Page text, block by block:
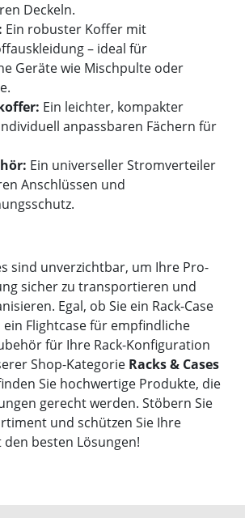
Deckeln.
Ein robuster Koffer mit
– ideal für
Geräte wie Mischpulte oder
Ein leichter, kompakter
anpassbaren Fächern für
Ein universeller Stromverteiler
Anschlüssen und
sind unverzichtbar, um Ihre Pro-
sicher zu transportieren und
Egal, ob Sie ein Rack-Case
Flightcase für empfindliche
für Ihre Rack-Konfiguration
Shop-Kategorie Racks & Cases
Sie hochwertige Produkte, die
gerecht werden. Stöbern Sie
und schützen Sie Ihre
besten Lösungen!